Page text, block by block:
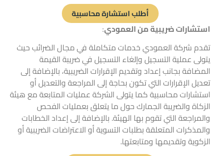
أطلب استشارة محاسبية
استشاراتضريبية من العمودي:
تقدم شركة العمودي خدمات متكاملة في مجال الضرائب حيث
يتولى عملية التسجيل وإلغاء التسجيل في ضريبة القيمة
المضافة بجانب إعداد وتقديم الإقرارات الضريبية، بالإضافة إلى
تعديل الإقرارات التي تكون بحاجة إلى المراجعة والتعديل أو
استشارات محاسبية كما يتولى الشركة عمليات المتابعة مع هيئة
الزكاة والضريبة الجمارك حول ما يتعلق بعمليات الفحص
والمراجعة التي تقوم بها الهيئة. بالإضافة إلى إعداد الخطابات
والمذكرات المتعلقة بطلبات التسوية أو الاعتراضات الضريبية أو
الزكوية وتقديمها ومتابعتها.